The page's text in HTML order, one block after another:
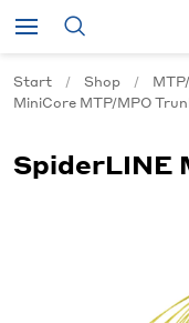
Start Shop
MiniCore MTP/MPO
SpiderLINE